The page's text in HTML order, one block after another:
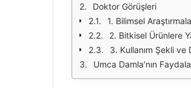
Doktor Görüşleri
1. Bilimsel
2. Bitkisel Ürünlere
3. Kullanım Şekli
Umca Damla’nın